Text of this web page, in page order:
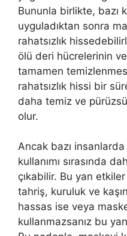
Bununla birlikte, bazı
uyguladıktan sonra
rahatsızlık
ölü deri hücrelerinin
tamamen
rahatsızlık hissi bir
daha temiz ve
olur.
Ancak bazı
kullanımı sırasında
çıkabilir. Bu yan etkiler
tahriş, kuruluk ve
hassas ise veya
kullanmazsanız bu